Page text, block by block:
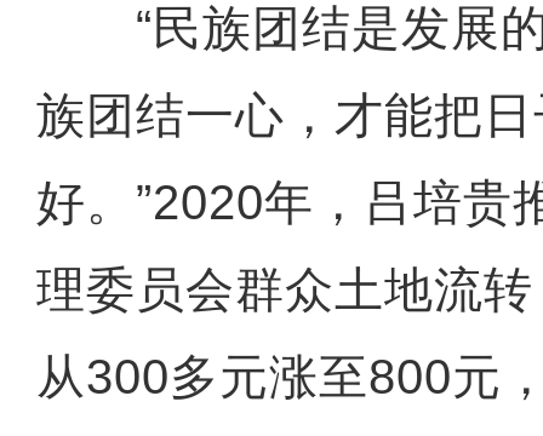
“民族团结是发展的
族团结一心，才能把
好。”2020年，吕培贵
理委员会群众土地流
从300多元涨至800元